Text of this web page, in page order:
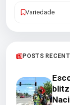
Variedade
POSTS
blitz